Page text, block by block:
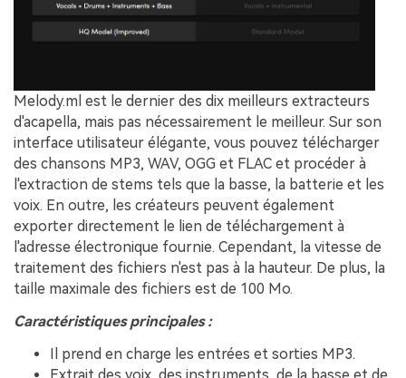
Melody.ml est le dernier des dix meilleurs extracteurs
d'acapella, mais pas nécessairement le meilleur. Sur son
interface utilisateur élégante, vous pouvez télécharger
des chansons MP3, WAV, OGG et FLAC et procéder à
l'extraction de stems tels que la basse, la batterie et les
voix. En outre, les créateurs peuvent également
exporter directement le lien de téléchargement à
l'adresse électronique fournie. Cependant, la vitesse de
traitement des fichiers n'est pas à la hauteur. De plus, la
taille maximale des fichiers est de 100 Mo.
Caractéristiques principales :
Il prend en charge les entrées et sorties MP3.